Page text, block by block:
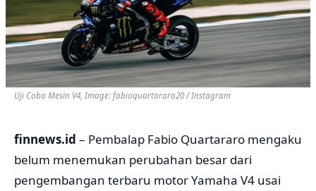
Uji Coba Mesin V4, Image: fabioquartararo20 / Instagram
finnews.id – Pembalap Fabio Quartararo mengaku
belum menemukan perubahan besar dari
pengembangan terbaru motor Yamaha V4 usai